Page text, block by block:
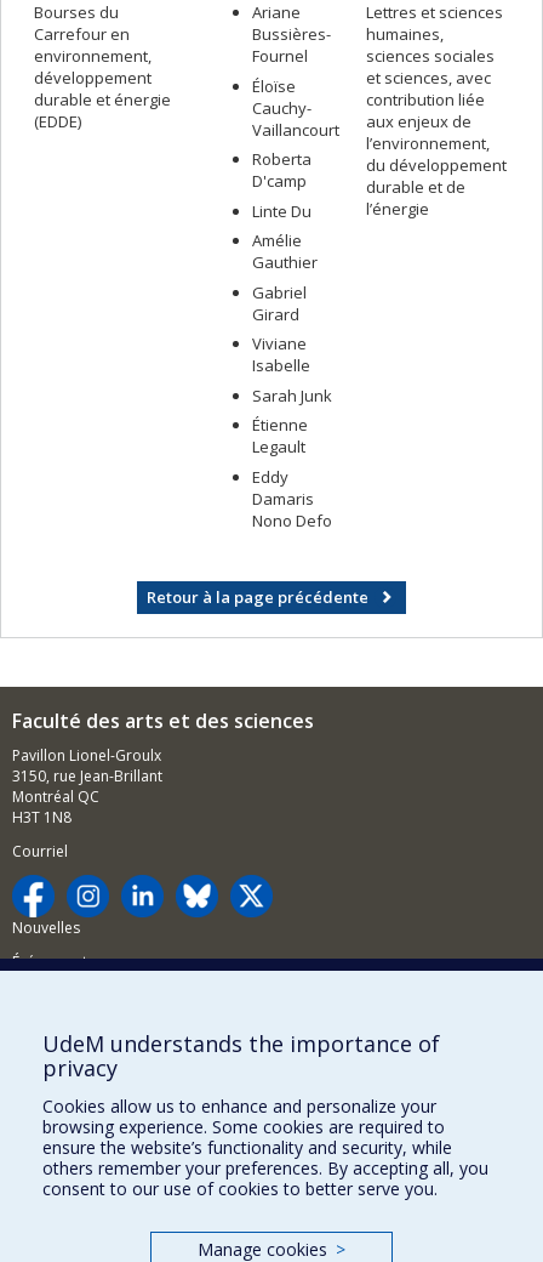
Bourses du
Carrefour en
environnement,
développement
durable et énergie
(EDDE)
Ariane
Bussières-
Fournel
Éloïse
Cauchy-
Vaillancourt
Roberta
D'camp
Linte Du
Amélie
Gauthier
Gabriel
Girard
Viviane
Isabelle
Sarah Junk
Étienne
Legault
Eddy
Damaris
Nono Defo
Lettres et sciences
humaines,
sciences sociales
et sciences, avec
contribution liée
aux enjeux de
l’environnement,
du développement
durable et de
l’énergie
Retour à la page précédente
Faculté des arts et des sciences
Pavillon Lionel-Groulx
3150, rue Jean-Brillant
Montréal QC
H3T 1N8
Courriel
Nouvelles
Événements
BESOIN D'AIDE?
Plan du site
Signaler une erreur
Accessibilité
FACULTÉ DES ARTS ET DES SCIENCES
Nos départements et écoles
UdeM understands the importance of
privacy
Cookies allow us to enhance and personalize your
browsing experience. Some cookies are required to
ensure the website’s functionality and security, while
others remember your preferences. By accepting all, you
consent to our use of cookies to better serve you.
Manage cookies >